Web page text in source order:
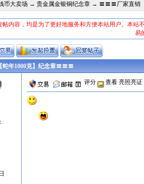
币大卖场→ 贵金属金银铜纪念章→ 〓〓〓厂家直销
内容，均是为了更好地服务和方便本站用户。本
易
年1000克】纪念章〓〓〓
评分 查看 亮照亮证